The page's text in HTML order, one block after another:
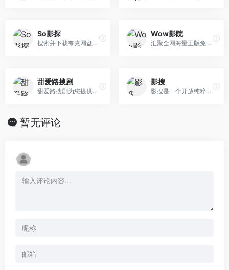
So影探
搜索并下载夸克网盘资源，提供1080P/4K高清版本，每日更新最新电影、电视剧、动漫、短剧、综艺资源，支持网盘链接直达下载。
Wow影院
汇聚全网海量正版免费电影资源,提供免费高清的热门电影观看体验。随时随地在线观看2024最新院线大片、豆瓣高分影片和热门电影排行榜,轻松找到你喜欢的免费电影,一站
甜爱路搜剧
甜爱路搜剧为您提供百万级影视资源的免费分享，专注于打造顶尖的影视搜索引擎，让您畅享影视资源无忧。
影搜
影搜是一个开放纯粹的资源搜索平台，汇集了阿里云盘、百度云盘、夸克云盘、迅雷云盘四大资源，免费、免登录、无广告，专注于云盘资源搜索，方便、迅速、丝滑、流畅、高效。
暂无评论